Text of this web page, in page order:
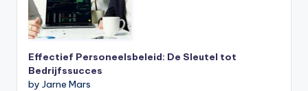
Effectief Personeelsbeleid: De Sleutel tot
Bedrijfssucces
by Jarne Mars